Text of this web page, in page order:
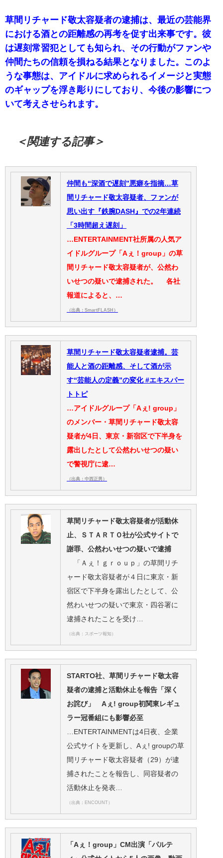
草間リチャード敬太容疑者の逮捕は、最近の芸能界
における酒との距離感の再考を促す出来事です。彼
は遅刻常習犯としても知られ、その行動がファンや
仲間たちの信頼を損ねる結果となりました。このよ
うな事態は、アイドルに求められるイメージと実態
のギャップを浮き彫りにしており、今後の影響につ
いて考えさせられます。
＜関連する記事＞
仲間も“深酒で遅刻”悪癖を指摘…草
間リチャード敬太容疑者、ファンが
思い出す『鉄腕DASH』での2年連続
「3時間超え遅刻」
…ENTERTAINMENT社所属の人気ア
イドルグループ「Aぇ！group」の草
間リチャード敬太容疑者が、公然わ
いせつの疑いで逮捕された。 各社
報道によると、…
（出典：SmartFLASH）
草間リチャード敬太容疑者逮捕。芸
能人と酒の距離感、そして酒が示
す“芸能人の定義”の変化 #エキスパー
トトピ
…アイドルグループ「Aぇ! group」
のメンバー・草間リチャード敬太容
疑者が4日、東京・新宿区で下半身を
露出したとして公然わいせつの疑い
で警視庁に逮…
（出典：中西正男）
草間リチャード敬太容疑者が活動休
止、ＳＴＡＲＴＯ社が公式サイトで
謝罪、公然わいせつの疑いで逮捕
「Ａぇ！ｇｒｏｕｐ」の草間リチ
ャード敬太容疑者が４日に東京・新
宿区で下半身を露出したとして、公
然わいせつの疑いで東京・四谷署に
逮捕されたことを受け…
（出典：スポーツ報知）
STARTO社、草間リチャード敬太容
疑者の逮捕と活動休止を報告「深く
お詫び」 Aぇ! group初関東レギュ
ラー冠番組にも影響必至
…ENTERTAINMENTは4日夜、企業
公式サイトを更新し、Aぇ! groupの草
間リチャード敬太容疑者（29）が逮
捕されたことを報告し、同容疑者の
活動休止を発表…
（出典：ENCOUNT）
「Aぇ！group」CM出演「パルテ